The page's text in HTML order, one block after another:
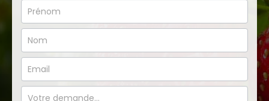
Formulaire
simple